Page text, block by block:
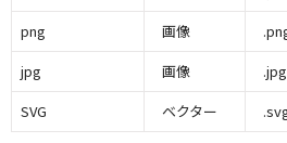
png
画像
jpg
画像
.jpg
SVG
ベクター